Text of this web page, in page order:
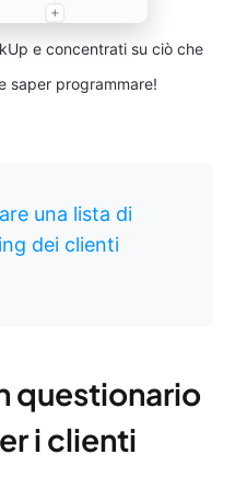
e concentrati su ciò che
saper programmare!
una lista di
dei clienti
questionario
i clienti